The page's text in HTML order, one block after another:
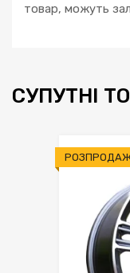
товар, можуть
СУПУТНІ